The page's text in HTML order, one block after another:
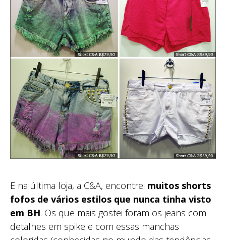
E na última loja, a C&A, encontrei muitos shorts
fofos de vários estilos que nunca tinha visto
em BH. Os que mais gostei foram os jeans com
detalhes em spike e com essas manchas